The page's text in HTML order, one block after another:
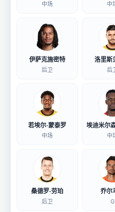
中场 中
伊萨克施密特
后卫
洛里斯
后
若埃尔·蒙泰罗
中场 中
桑德罗·劳珀
后卫
乔尔
G